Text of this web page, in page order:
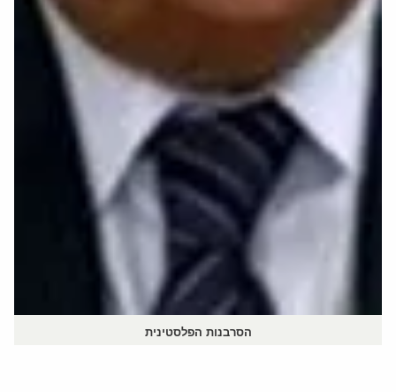
הסרבנות הפלסטינית